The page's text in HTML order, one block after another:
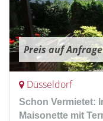
Preis auf Anfrage
Düsseldorf
Schon Vermietet:
Maisonette mit